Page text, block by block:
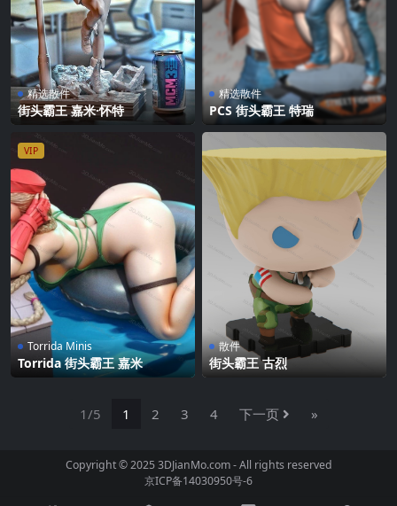
精选散件
街头霸王 嘉米·怀特
精选散件
PCS 街头霸王 特瑞
VIP
Torrida Minis
Torrida 街头霸王 嘉米
散件
街头霸王 古烈
1/5 1 2 3 4 下一页 »
Copyright © 2025 3DJianMo.com - All rights reserved
京ICP备14030950号-6